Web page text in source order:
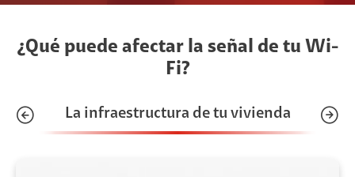
¿Qué puede afectar la señal de tu Wi-
Fi?
La infraestructura de tu vivienda